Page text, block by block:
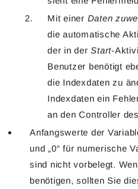
Mit einer Daten
die automatische
der in derStart-
Benutzer benötigt
die Indexdaten zu
Indexdaten ein
an den Controller
Anfangswerte der
und „0“ für numerische
sind nicht vorbelegt.
benötigen, sollten Sie